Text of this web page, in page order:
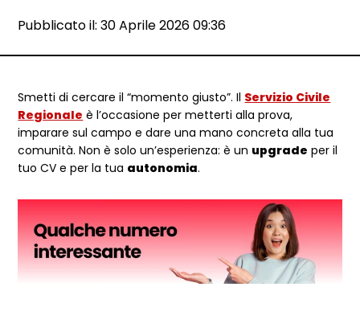
Data e ora:
Pubblicato il: 30 Aprile 2026 09:36
Dettagli articolo
Smetti di cercare il “momento giusto”. Il Servizio Civile
Regionale è l’occasione per metterti alla prova,
imparare sul campo e dare una mano concreta alla tua
comunità. Non è solo un’esperienza: è un upgrade per il
tuo CV e per la tua autonomia.